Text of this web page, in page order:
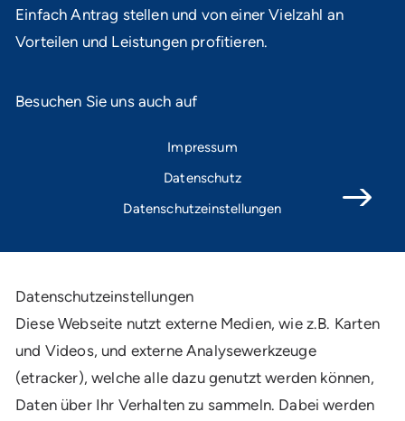
Einfach Antrag stellen und von einer Vielzahl an
Vorteilen und Leistungen profitieren.
Besuchen Sie uns auch auf
Impressum
Datenschutz
Datenschutzeinstellungen
Daten­schutz­ein­stel­lun­gen
Diese Webseite nutzt externe Medien, wie z.B. Karten
und Videos, und externe Analysewerkzeuge
(etracker), welche alle dazu genutzt werden können,
Daten über Ihr Verhalten zu sammeln. Dabei werden